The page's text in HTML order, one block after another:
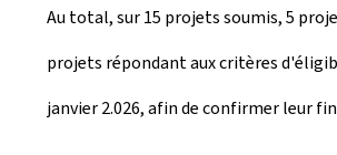
Au total, sur 15 projets soumis, 5
projets répondant aux critères
janvier 2.026, afin de confirmer leur